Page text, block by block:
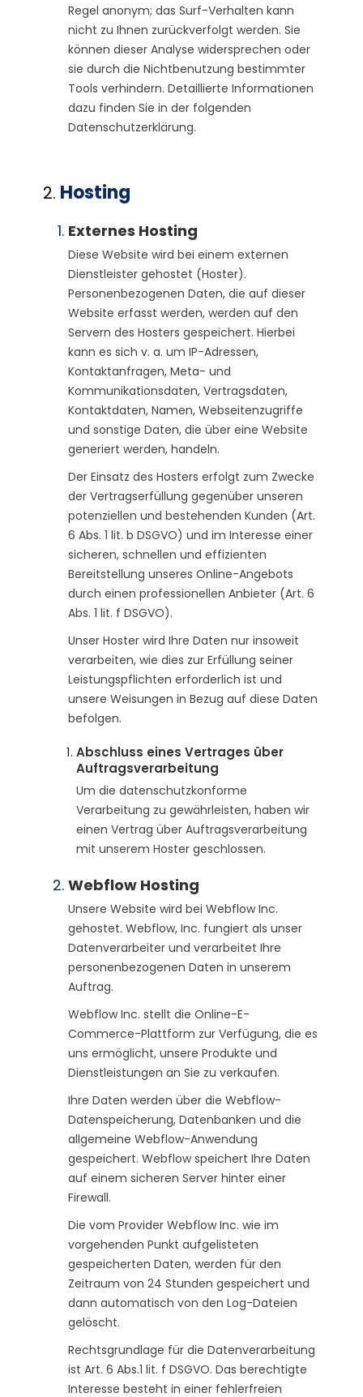
Regel anonym; das Surf-Verhalten kann
nicht zu Ihnen zurückverfolgt werden. Sie
können dieser Analyse widersprechen oder
sie durch die Nichtbenutzung bestimmter
Tools verhindern. Detaillierte Informationen
dazu finden Sie in der folgenden
Datenschutzerklärung.
Hosting
Externes Hosting
Diese Website wird bei einem externen
Dienstleister gehostet (Hoster).
Personenbezogenen Daten, die auf dieser
Website erfasst werden, werden auf den
Servern des Hosters gespeichert. Hierbei
kann es sich v. a. um IP-Adressen,
Kontaktanfragen, Meta- und
Kommunikationsdaten, Vertragsdaten,
Kontaktdaten, Namen, Webseitenzugriffe
und sonstige Daten, die über eine Website
generiert werden, handeln.
Der Einsatz des Hosters erfolgt zum Zwecke
der Vertragserfüllung gegenüber unseren
potenziellen und bestehenden Kunden (Art.
6 Abs. 1 lit. b DSGVO) und im Interesse einer
sicheren, schnellen und effizienten
Bereitstellung unseres Online-Angebots
durch einen professionellen Anbieter (Art. 6
Abs. 1 lit. f DSGVO).
Unser Hoster wird Ihre Daten nur insoweit
verarbeiten, wie dies zur Erfüllung seiner
Leistungspflichten erforderlich ist und
unsere Weisungen in Bezug auf diese Daten
befolgen.
Abschluss eines Vertrages über
Auftragsverarbeitung
Um die datenschutzkonforme
Verarbeitung zu gewährleisten, haben wir
einen Vertrag über Auftragsverarbeitung
mit unserem Hoster geschlossen.
Webflow Hosting
Unsere Website wird bei Webflow Inc.
gehostet. Webflow, Inc. fungiert als unser
Datenverarbeiter und verarbeitet Ihre
personenbezogenen Daten in unserem
Auftrag.
Webflow Inc. stellt die Online-E-
Commerce-Plattform zur Verfügung, die es
uns ermöglicht, unsere Produkte und
Dienstleistungen an Sie zu verkaufen.
Ihre Daten werden über die Webflow-
Datenspeicherung, Datenbanken und die
allgemeine Webflow-Anwendung
gespeichert. Webflow speichert Ihre Daten
auf einem sicheren Server hinter einer
Firewall.
Die vom Provider Webflow Inc. wie im
vorgehenden Punkt aufgelisteten
gespeicherten Daten, werden für den
Zeitraum von 24 Stunden gespeichert und
dann automatisch von den Log-Dateien
gelöscht.
Rechtsgrundlage für die Datenverarbeitung
ist Art. 6 Abs.1 lit. f DSGVO. Das berechtigte
Interesse besteht in einer fehlerfreien